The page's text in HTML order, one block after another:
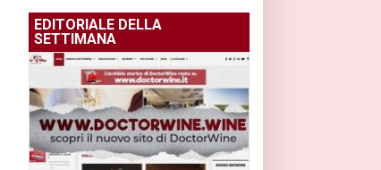
EDITORIALE DELLA
SETTIMANA